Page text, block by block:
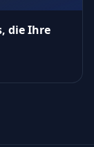
die Ihre